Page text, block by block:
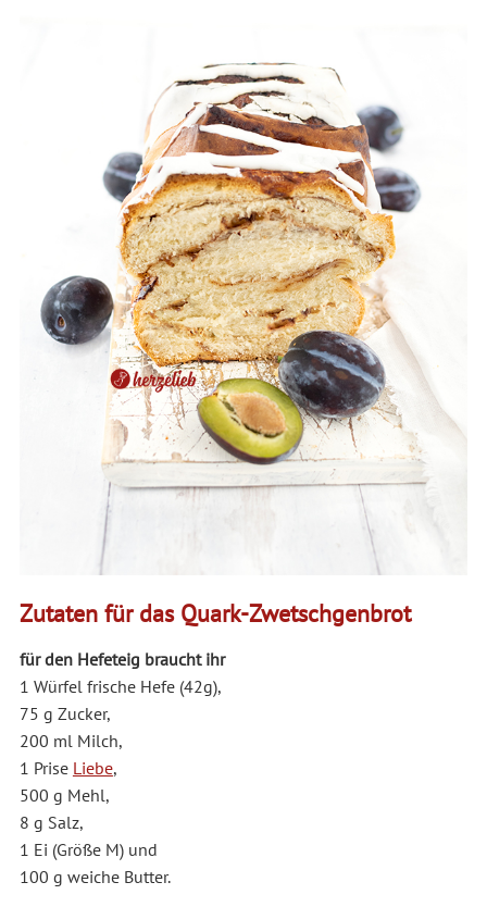
Zutaten für das Quark-Zwetschgenbrot
für den Hefeteig braucht ihr
1 Würfel frische Hefe (42g),
75 g Zucker,
200 ml Milch,
1 Prise Liebe,
500 g Mehl,
8 g Salz,
1 Ei (Größe M) und
100 g weiche Butter.